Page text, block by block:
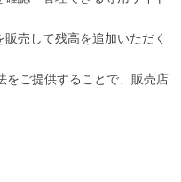
売して残高を追加いただく
をご提供することで、販売店